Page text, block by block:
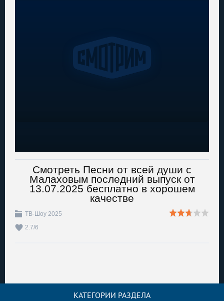
Смотреть Песни от всей души с
Малаховым последний выпуск от
13.07.2025 бесплатно в хорошем
качестве
ТВ-Шоу 2025
2.7/6
КАТЕГОРИИ РАЗДЕЛА